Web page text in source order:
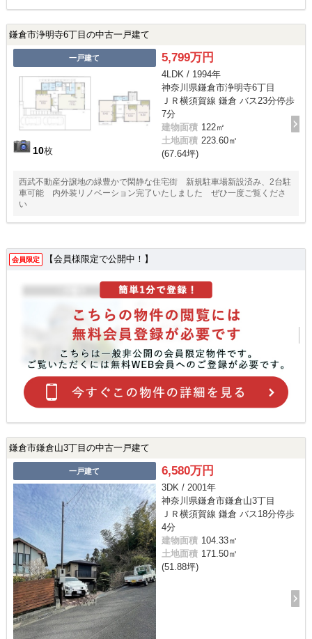
鎌倉市浄明寺6丁目の中古一戸建て
一戸建て
10枚
5,799万円
4LDK / 1994年
神奈川県鎌倉市浄明寺6丁目
ＪＲ横須賀線 鎌倉 バス23分停歩
7分
建物面積 122㎡
土地面積 223.60㎡
(67.64坪)
西武不動産分譲地の緑豊かで閑静な住宅街 新規駐車場新設済み、2台駐
車可能 内外装リノベーション完了いたしました ぜひ一度ご覧くださ
い
会員限定 【会員様限定で公開中！】
鎌倉市鎌倉山3丁目の中古一戸建て
一戸建て 6,580万円
3DK / 2001年
神奈川県鎌倉市鎌倉山3丁目
ＪＲ横須賀線 鎌倉 バス18分停歩
4分
建物面積 104.33㎡
土地面積 171.50㎡
(51.88坪)